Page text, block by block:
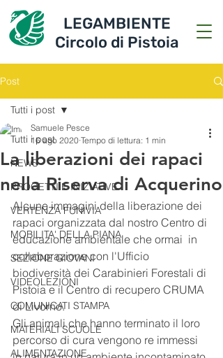
LEGAMBIENTE
Circolo di Pistoia
Post
Tutti i post
NEWS
PROGETTI E INIZIATIVE
VERTENZA FUNIVIA
MOBILITA' DELLA PIANA
SEZIONE GIOVANI
VIDEOLEZIONI
COMUNICATI STAMPA
MATERIALI SCUOLE
ALIMENTAZIONE
Tutti i post
La liberazioni dei rapaci
nella Riserva di Acquerino
Samuele Pesce
16 ago 2020 Tempo di lettura: 1 min
Alcune immagini della liberazione dei
rapaci organizzata dal nostro Centro di
educazione ambientale che ormai  in
collaborazione con l'Ufficio
biodiversità dei Carabinieri Forestali di
Pistoia e il Centro di recupero CRUMA
di Livorno.
Gli animali che hanno terminato il loro
percorso di cura vengono re immessi